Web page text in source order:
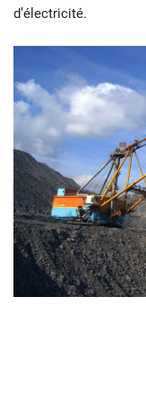
d’électricité.